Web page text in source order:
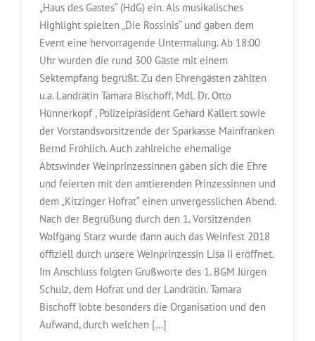
„Haus des Gastes“ (HdG) ein. Als musikalisches
Highlight spielten „Die Rossinis“ und gaben dem
Event eine hervorragende Untermalung. Ab 18:00
Uhr wurden die rund 300 Gäste mit einem
Sektempfang begrüßt. Zu den Ehrengästen zählten
u.a. Landrätin Tamara Bischoff, MdL Dr. Otto
Hünnerkopf , Polizeipräsident Gehard Kallert sowie
der Vorstandsvorsitzende der Sparkasse Mainfranken
Bernd Fröhlich. Auch zahlreiche ehemalige
Abtswinder Weinprinzessinnen gaben sich die Ehre
und feierten mit den amtierenden Prinzessinnen und
dem „Kitzinger Hofrat“ einen unvergesslichen Abend.
Nach der Begrüßung durch den 1. Vorsitzenden
Wolfgang Starz wurde dann auch das Weinfest 2018
offiziell durch unsere Weinprinzessin Lisa II eröffnet.
Im Anschluss folgten Grußworte des 1. BGM Jürgen
Schulz, dem Hofrat und der Landrätin. Tamara
Bischoff lobte besonders die Organisation und den
Aufwand, durch welchen [...]